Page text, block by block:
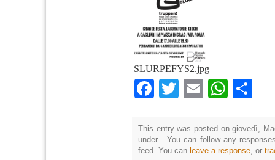
SLURPEFYS2.jpg
Facebook
TwitterEmail
This entry was posted on giovedì,
under . You can follow any
feed. You can leave a response, or